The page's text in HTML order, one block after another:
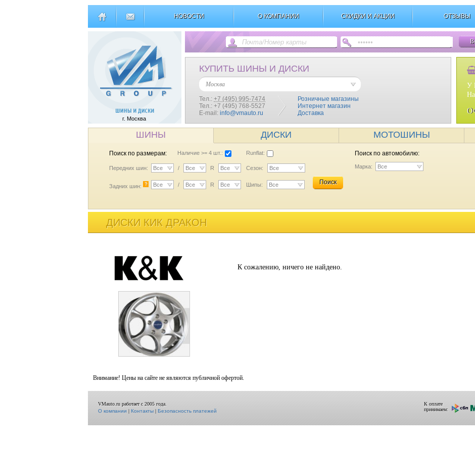
НОВОСТИ О КОМПАНИИ СКИДКИ И АКЦИИ ОТЗЫВЫ
г. Москва
КУПИТЬ ШИНЫ И ДИСКИ
Москва
Тел.: +7 (495) 995-7474
Тел.: +7 (495) 768-5527
E-mail: info@vmauto.ru
Розничные магазины
Интернет магазин
Доставка
У
ШИНЫ ДИСКИ МОТОШИНЫ
Поиск по размерам: Наличие >= 4 шт.: Runflat:
Передних шин: Все / Все R Все Сезон: Все
Задних шин: ? Все / Все R Все Шипы: Все Поиск
Поиск по автомобилю:
Марка: Все
ДИСКИ КИК ДРАКОН
К сожалению, ничего не найдено.
Внимание! Цены на сайте не являются публичной офертой.
VMauto.ru работает с 2005 года.
О компании|Контакты|Безопасность платежей
К оплате
принимаем: